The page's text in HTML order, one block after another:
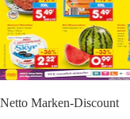
Netto Marken-Discount